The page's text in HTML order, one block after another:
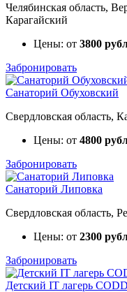
Челябинская область,
Карагайский
Цены: от 3800
Забронировать
Санаторий Обуховский
Свердловская область,
Цены: от 4800
Забронировать
Санаторий Липовка
Свердловская область,
Цены: от 2300
Забронировать
Детский IT лагерь